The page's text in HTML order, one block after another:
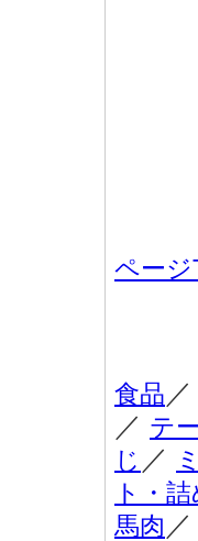
ページ
食品 ／
／ テ
じ ／
ト・
馬肉 ／